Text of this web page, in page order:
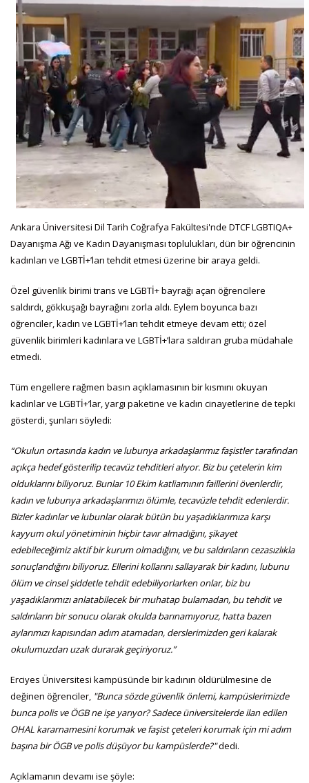
Ankara Üniversitesi Dil Tarih Coğrafya Fakültesi'nde DTCF LGBTIQA+
Dayanışma Ağı ve Kadın Dayanışması toplulukları, dün bir öğrencinin
kadınları ve LGBTİ+’ları tehdit etmesi üzerine bir araya geldi.
Özel güvenlik birimi trans ve LGBTİ+ bayrağı açan öğrencilere
saldırdı, gökkuşağı bayrağını zorla aldı. Eylem boyunca bazı
öğrenciler, kadın ve LGBTİ+’ları tehdit etmeye devam etti; özel
güvenlik birimleri kadınlara ve LGBTİ+’lara saldıran gruba müdahale
etmedi.
Tüm engellere rağmen basın açıklamasının bir kısmını okuyan
kadınlar ve LGBTİ+’lar, yargı paketine ve kadın cinayetlerine de tepki
gösterdi, şunları söyledi:
“Okulun ortasında kadın ve lubunya arkadaşlarımız faşistler tarafından
açıkça hedef gösterilip tecavüz tehditleri alıyor. Biz bu çetelerin kim
olduklarını biliyoruz. Bunlar 10 Ekim katliamının faillerini övenlerdir,
kadın ve lubunya arkadaşlarımızı ölümle, tecavüzle tehdit edenlerdir.
Bizler kadınlar ve lubunlar olarak bütün bu yaşadıklarımıza karşı
kayyum okul yönetiminin hiçbir tavır almadığını, şikayet
edebileceğimiz aktif bir kurum olmadığını, ve bu saldırıların cezasızlıkla
sonuçlandığını biliyoruz. Ellerini kollarını sallayarak bir kadını, lubunu
ölüm ve cinsel şiddetle tehdit edebiliyorlarken onlar, biz bu
yaşadıklarımızı anlatabilecek bir muhatap bulamadan, bu tehdit ve
saldırıların bir sonucu olarak okulda barınamıyoruz, hatta bazen
aylarımızı kapısından adım atamadan, derslerimizden geri kalarak
okulumuzdan uzak durarak geçiriyoruz.”
Erciyes Üniversitesi kampüsünde bir kadının öldürülmesine de
değinen öğrenciler, "Bunca sözde güvenlik önlemi, kampüslerimizde
bunca polis ve ÖGB ne işe yarıyor? Sadece üniversitelerde ilan edilen
OHAL kararnamesini korumak ve faşist çeteleri korumak için mi adım
başına bir ÖGB ve polis düşüyor bu kampüslerde?"dedi.
Açıklamanın devamı ise şöyle: